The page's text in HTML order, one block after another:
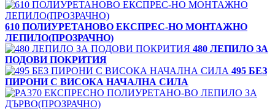
610 ПОЛИУРЕТАНОВО ЕКСПРЕС-НО МОНТАЖНО
ЛЕПИЛО(ПРОЗРАЧНО)
480 ЛЕПИЛО ЗА
ПОДОВИ ПОКРИТИЯ
495 БЕЗ
ПИРОНИ С ВИСОКА НАЧАЛНА СИЛА